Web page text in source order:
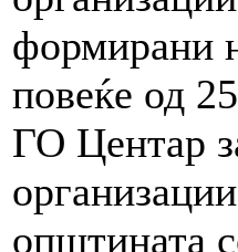
формирани
повеќе од
ГО Центар
општината